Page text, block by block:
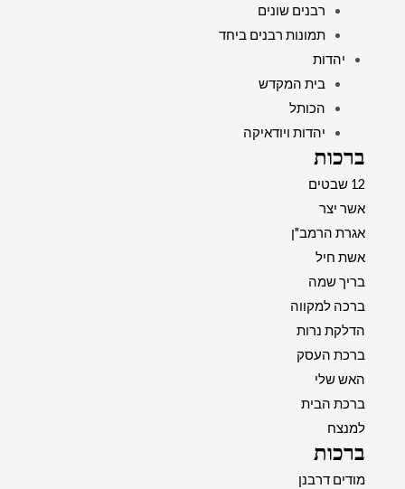
רבנים שונים
תמונות רבנים ביחד
יהדות
בית המקדש
הכותל
יהדות ויודאיקה
ברכות
12 שבטים
אשר יצר
אגרת הרמב"ן
אשת חיל
בריך שמה
ברכה למקווה
הדלקת נרות
ברכת העסק
האש שלי
ברכת הבית
למנצח
ברכות
מודים דרבנן